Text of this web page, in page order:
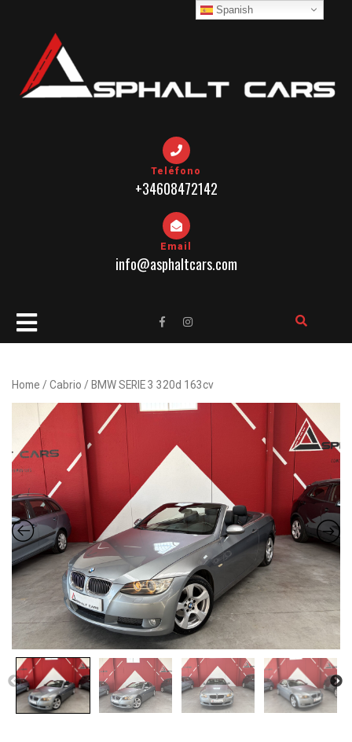
Teléfono
+34608472142
Email
info@asphaltcars.com
Open
Button
Home / Cabrio / BMW SERIE 3 320d 163cv
Spanish